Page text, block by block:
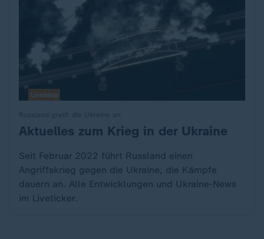
:
Aktuelles zum Krieg in der Ukraine
Seit Februar 2022 führt Russland einen
Angriffskrieg gegen die Ukraine, die Kämpfe
dauern an. Alle Entwicklungen und Ukraine-News
im Liveticker.
Liveblog